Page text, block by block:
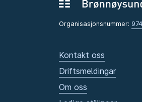
Organisasjonsnummer:
Kontakt oss
Driftsmeldingar
Om oss